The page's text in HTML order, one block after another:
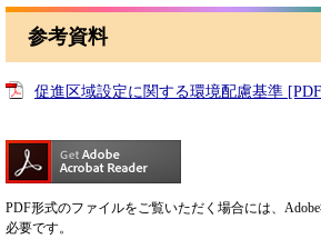
参考資料
促進区域設定に関する環境配慮基準
PDF形式のファイルをご覧いただく場合には、
必要です。